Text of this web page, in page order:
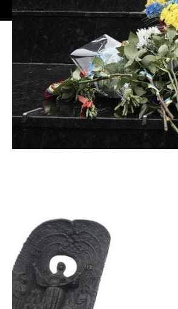
© 2021-2026 Сайт Львова - 1256